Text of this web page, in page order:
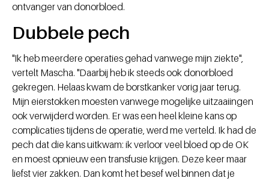
ontvanger van donorbloed.
Dubbele pech
"Ik heb meerdere operaties gehad vanwege mijn ziekte",
vertelt Mascha. "Daarbij heb ik steeds ook donorbloed
gekregen. Helaas kwam de borstkanker vorig jaar terug.
Mijn eierstokken moesten vanwege mogelijke uitzaaiingen
ook verwijderd worden. Er was een heel kleine kans op
complicaties tijdens de operatie, werd me verteld. Ik had de
pech dat die kans uitkwam: ik verloor veel bloed op de OK
en moest opnieuw een transfusie krijgen. Deze keer maar
liefst vier zakken. Dan komt het besef wel binnen dat je